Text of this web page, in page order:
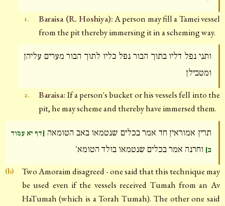
1. Baraisa (R. Hoshiya):A person may fill a Tamei vessel
from the pit thereby immersing it in a scheming way.
ותני נפל דליו בתוך הבור נפל כליו לתוך הבור מערים עליהן
ומטבילן
2. Baraisa: If a person's bucket or his vessels fell into the
pit, he may scheme and thereby have immersed them.
תרין אמוראין חד אמר בכלים שנטמאו באב הטומאה [דף יא עמוד
ב] וחרנה אמר בכלים שנטמאו בולד הטומא'
(b)
Two Amoraim disagreed - one said that this technique may
be used even if the vessels received Tumah from an Av
HaTumah (which is a Torah Tumah). The other one said